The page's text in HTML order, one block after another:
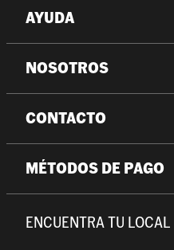
AYUDA
NOSOTROS
CONTACTO
MÉTODOS DE PAGO
ENCUENTRA TU LOCAL